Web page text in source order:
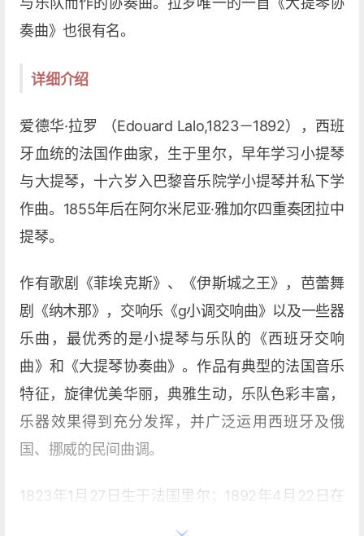
奏曲》也很有名。
详细介绍
爱德华·拉罗 （Edouard Lalo,1823－1892），西班
牙血统的法国作曲家，生于里尔，早年学习小提琴
与大提琴，十六岁入巴黎音乐院学小提琴并私下学
作曲。1855年后在阿尔米尼亚·雅加尔四重奏团拉中
提琴。
作有歌剧《菲埃克斯》、《伊斯城之王》，芭蕾舞
剧《纳木那》，交响乐《g小调交响曲》以及一些器
乐曲，最优秀的是小提琴与乐队的《西班牙交响
曲》和《大提琴协奏曲》。作品有典型的法国音乐
特征，旋律优美华丽，典雅生动，乐队色彩丰富，
乐器效果得到充分发挥，并广泛运用西班牙及俄
国、挪威的民间曲调。
1823年1月27日生于法国里尔；1892年4月22日在